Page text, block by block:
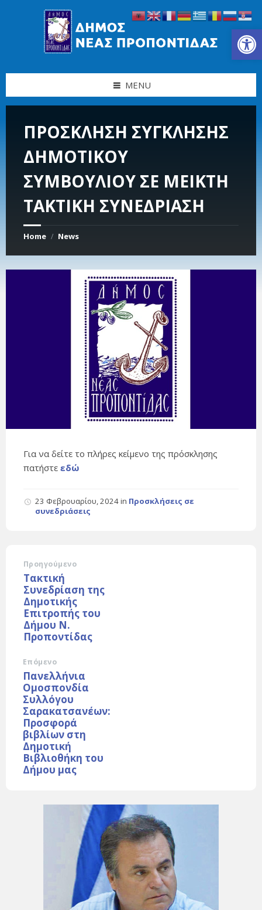
Ανοίξτε τη γραμμή εργαλείων
MENU
ΠΡΟΣΚΛΗΣΗ ΣΥΓΚΛΗΣΗΣ
ΔΗΜΟΤΙΚΟΥ
ΣΥΜΒΟΥΛΙΟΥ ΣΕ MEIKTH
TAKTIKH ΣΥΝΕΔΡΙΑΣΗ
Home / News
Για να δείτε το πλήρες κείμενο της πρόσκλησης
πατήστε εδώ
23 Φεβρουαρίου, 2024in Προσκλήσεις σε
συνεδριάσεις
Προηγούμενο
Τακτική
Συνεδρίαση της
Δημοτικής
Επιτροπής του
Δήμου Ν.
Προποντίδας
Επόμενο
Πανελλήνια
Ομοσπονδία
Συλλόγου
Σαρακατσανέων:
Προσφορά
βιβλίων στη
Δημοτική
Βιβλιοθήκη του
Δήμου μας